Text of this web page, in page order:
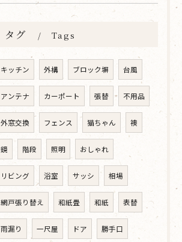
タグ Tags
キッチン 外構 ブロック塀 台風
アンテナ カーポート 張替 不用品
外窓交換 フェンス 猫ちゃん 襖
鏡 階段 照明 おしゃれ
リビング 浴室 サッシ 相場
網戸張り替え 和紙畳 和紙 表替
雨漏り 一尺屋 ドア 勝手口